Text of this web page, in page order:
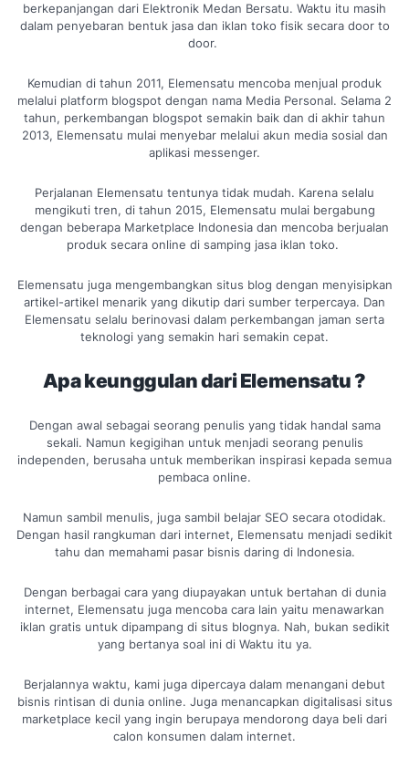
berkepanjangan dari Elektronik Medan Bersatu. Waktu itu masih
dalam penyebaran bentuk jasa dan iklan toko fisik secara door to
door.
Kemudian di tahun 2011, Elemensatu mencoba menjual produk
melalui platform blogspot dengan nama Media Personal. Selama 2
tahun, perkembangan blogspot semakin baik dan di akhir tahun
2013, Elemensatu mulai menyebar melalui akun media sosial dan
aplikasi messenger.
Perjalanan Elemensatu tentunya tidak mudah. Karena selalu
mengikuti tren, di tahun 2015, Elemensatu mulai bergabung
dengan beberapa Marketplace Indonesia dan mencoba berjualan
produk secara online di samping jasa iklan toko.
Elemensatu juga mengembangkan situs blog dengan menyisipkan
artikel-artikel menarik yang dikutip dari sumber terpercaya. Dan
Elemensatu selalu berinovasi dalam perkembangan jaman serta
teknologi yang semakin hari semakin cepat.
Apa keunggulan dari Elemensatu ?
Dengan awal sebagai seorang penulis yang tidak handal sama
sekali. Namun kegigihan untuk menjadi seorang penulis
independen, berusaha untuk memberikan inspirasi kepada semua
pembaca online.
Namun sambil menulis, juga sambil belajar SEO secara otodidak.
Dengan hasil rangkuman dari internet, Elemensatu menjadi sedikit
tahu dan memahami pasar bisnis daring di Indonesia.
Dengan berbagai cara yang diupayakan untuk bertahan di dunia
internet, Elemensatu juga mencoba cara lain yaitu menawarkan
iklan gratis untuk dipampang di situs blognya. Nah, bukan sedikit
yang bertanya soal ini di Waktu itu ya.
Berjalannya waktu, kami juga dipercaya dalam menangani debut
bisnis rintisan di dunia online. Juga menancapkan digitalisasi situs
marketplace kecil yang ingin berupaya mendorong daya beli dari
calon konsumen dalam internet.